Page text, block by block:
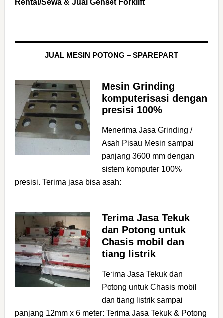
Rental/Sewa & Jual Genset Forklift
JUAL MESIN POTONG – SPAREPART
Mesin Grinding
komputerisasi dengan
presisi 100%
Menerima Jasa Grinding /
Asah Pisau Mesin sampai
panjang 3600 mm dengan
sistem komputer 100%
presisi. Terima jasa bisa asah:
Terima Jasa Tekuk
dan Potong untuk
Chasis mobil dan
tiang listrik
Terima Jasa Tekuk dan
Potong untuk Chasis mobil
dan tiang listrik sampai
panjang 12mm x 6 meter: Terima Jasa Tekuk & Potong